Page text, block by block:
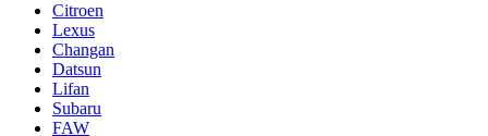
Citroen
Lexus
Changan
Datsun
Lifan
Subaru
FAW